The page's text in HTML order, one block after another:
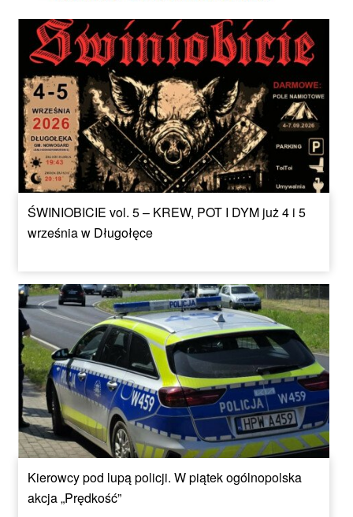
ŚWINIOBICIE vol. 5 – KREW, POT I DYM już 4 i 5
września w Długołęce
Kierowcy pod lupą policji. W piątek ogólnopolska
akcja „Prędkość”